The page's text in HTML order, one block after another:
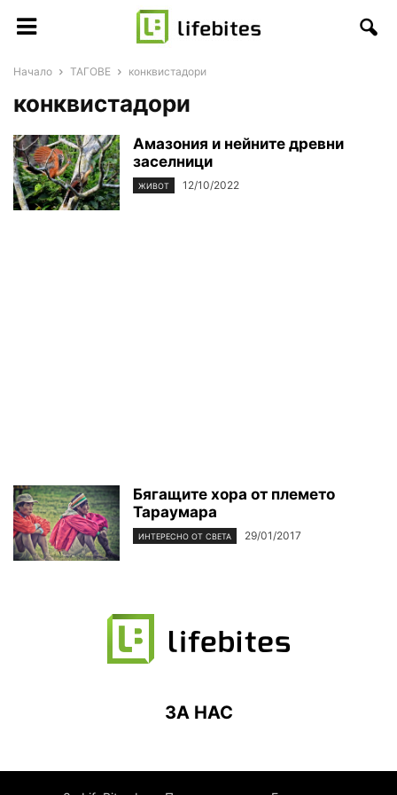
Начало ТАГОВЕ конквистадори
конквистадори
Амазония и нейните древни
заселници
ЖИВОТ 12/10/2022
Бягащите хора от племето
Тараумара
ИНТЕРЕСНО ОТ СВЕТА 29/01/2017
ЗА НАС